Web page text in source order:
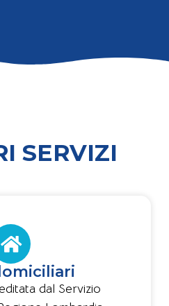
SERVIZI
dal Servizio